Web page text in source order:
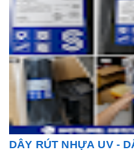
DÂY RÚT NHỰA UV -